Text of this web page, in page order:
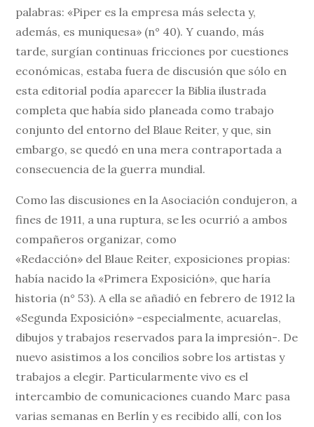
palabras: «Piper es la empresa más selecta y,
además, es muniquesa» (n° 40). Y cuando, más
tarde, surgían continuas fricciones por cuestiones
económicas, estaba fuera de discusión que sólo en
esta editorial podía aparecer la Biblia ilustrada
completa que había sido planeada como trabajo
conjunto del entorno del Blaue Reiter, y que, sin
embargo, se quedó en una mera contraportada a
consecuencia de la guerra mundial.
Como las discusiones en la Asociación condujeron, a
fines de 1911, a una ruptura, se les ocurrió a ambos
compañeros organizar, como
«Redacción» del Blaue Reiter, exposiciones propias:
había nacido la «Primera Exposición», que haría
historia (n° 53). A ella se añadió en febrero de 1912 la
«Segunda Exposición» -especialmente, acuarelas,
dibujos y trabajos reservados para la impresión-. De
nuevo asistimos a los concilios sobre los artistas y
trabajos a elegir. Particularmente vivo es el
intercambio de comunicaciones cuando Marc pasa
varias semanas en Berlín y es recibido allí, con los